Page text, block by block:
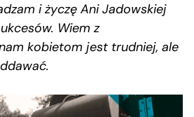
i życzę Ani Jadowskiej
Wiem z
kobietom jest trudniej, ale